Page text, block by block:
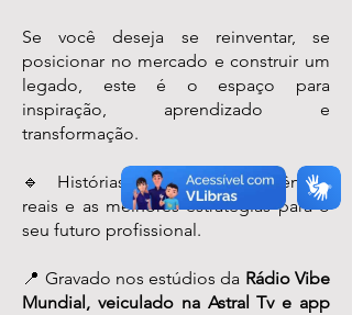
Se você deseja se reinventar, se
posicionar no mercado e construir um
legado, este é o espaço para
inspiração, aprendizado e
transformação.
🔹 Histórias autênticas, experiências
reais e as melhores estratégias para o
seu futuro profissional.
📍 Gravado nos estúdios da Rádio Vibe
Mundial, veiculado na Astral Tv e app